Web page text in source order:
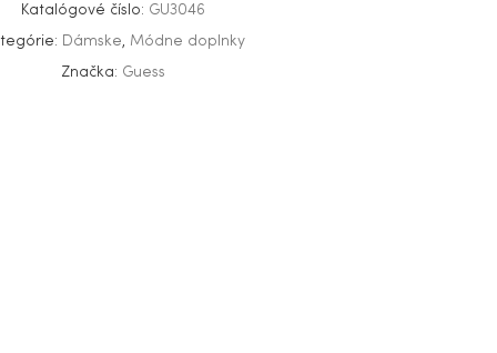
Katalógové číslo: GU3046
Dámske
Módne doplnky
Značka: Guess